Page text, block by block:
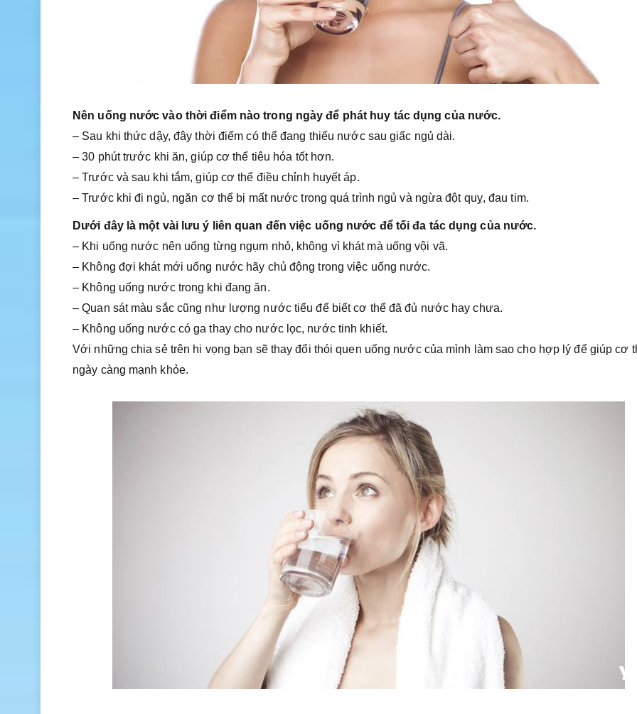
Nên uống nước vào thời điểm nào trong ngày để phát huy tác dụng của nước.
– Sau khi thức dậy, đây thời điểm có thể đang thiếu nước sau giấc ngủ dài.
– 30 phút trước khi ăn, giúp cơ thể tiêu hóa tốt hơn.
– Trước và sau khi tắm, giúp cơ thể điều chỉnh huyết áp.
– Trước khi đi ngủ, ngăn cơ thể bị mất nước trong quá trình ngủ và ngừa đột quỵ, đau tim.
Dưới đây là một vài lưu ý liên quan đến việc uống nước để tối đa tác dụng của nước.
– Khi uống nước nên uống từng ngụm nhỏ, không vì khát mà uống vội vã.
– Không đợi khát mới uống nước hãy chủ động trong việc uống nước.
– Không uống nước trong khi đang ăn.
– Quan sát màu sắc cũng như lượng nước tiểu để biết cơ thể đã đủ nước hay chưa.
– Không uống nước có ga thay cho nước lọc, nước tinh khiết.
Với những chia sẻ trên hi vọng bạn sẽ thay đổi thói quen uống nước của mình làm sao cho hợp lý để giúp cơ
ngày càng mạnh khỏe.